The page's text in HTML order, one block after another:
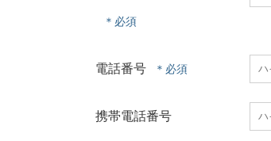
電話番号
携帯電話番号